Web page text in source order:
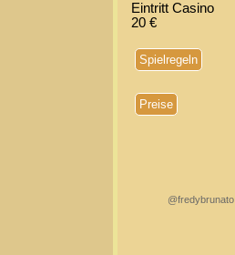
Eintritt Casino
20 €
Spielregeln
Preise
@fredybrunato